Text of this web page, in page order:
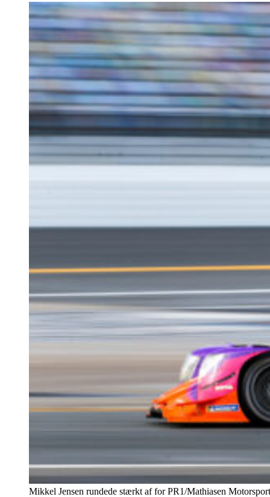
Mikkel Jensen rundede stærkt af for PR1/Mathiasen